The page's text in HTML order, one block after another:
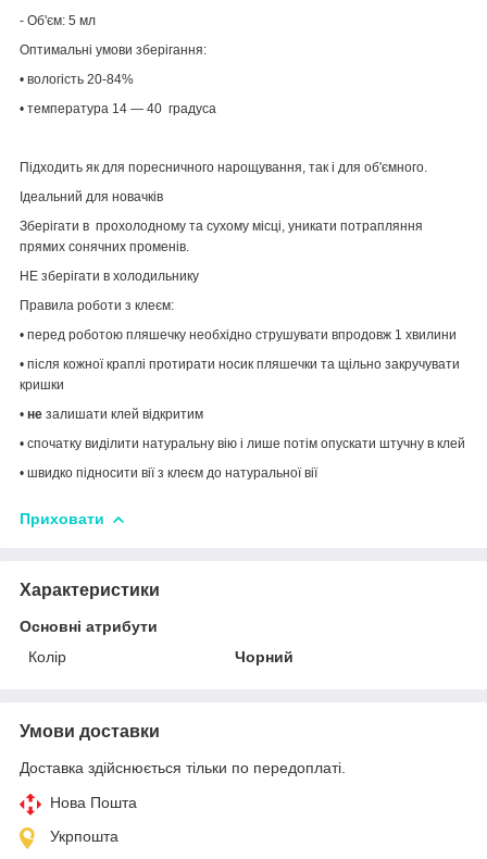
- Об'єм: 5 мл
Оптимальні умови зберігання:
• вологість 20-84%
• температура 14 — 40 градуса
Підходить як для поресничного нарощування, так і для об'ємного.
Ідеальний для новачків
Зберігати в прохолодному та сухому місці, уникати потрапляння
прямих сонячних променів.
НЕ зберігати в холодильнику
Правила роботи з клеєм:
• перед роботою пляшечку необхідно струшувати впродовж 1 хвилини
• після кожної краплі протирати носик пляшечки та щільно закручувати
кришки
• не залишати клей відкритим
• спочатку виділити натуральну вію і лише потім опускати штучну в клей
• швидко підносити вії з клеєм до натуральної вії
Приховати
Характеристики
Основні атрибути
Колір
Чорний
Умови доставки
Доставка здійснюється тільки по передоплаті.
Нова Пошта
Укрпошта